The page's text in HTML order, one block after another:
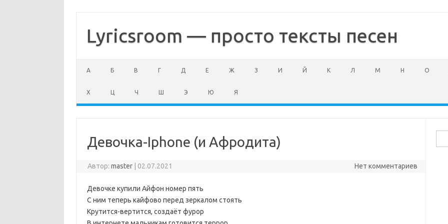
содержимому
Lyricsroom — просто тексты песен
А Б В Г Д Е Ж З И Й К Л М Н О
Х Ц Ч Ш Э Ю Я
Девочка-Iphone (и Афродита)
Автор:master 02.07.2021 Нет комментариев
Девочке купили Айфон номер пять
С ним теперь кайфово перед зеркалом стоять
Крутится-вертится, создаёт фурор